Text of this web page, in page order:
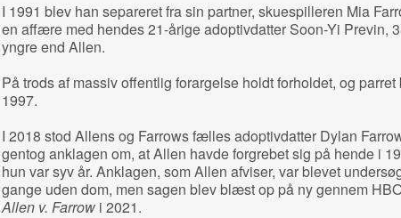
I 1991 blev han separeret fra sin partner, skuespilleren Mia
en affære med hendes 21-årige adoptivdatter Soon-Yi Previn,
yngre end Allen.
På trods af massiv offentlig forargelse holdt forholdet, og parret
1997.
I 2018 stod Allens og Farrows fælles adoptivdatter Dylan
gentog anklagen om, at Allen havde forgrebet sig på hende i
hun var syv år. Anklagen, som Allen afviser, var blevet
gange uden dom, men sagen blev blæst op på ny gennem
Allen v. Farrowi 2021.